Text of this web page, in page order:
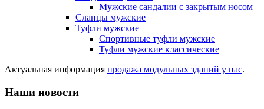
Мужские сандалии с закрытым носом
Сланцы мужские
Туфли мужские
Спортивные туфли мужские
Туфли мужские классические
Актуальная информация продажа модульных зданий у нас.
Наши новости